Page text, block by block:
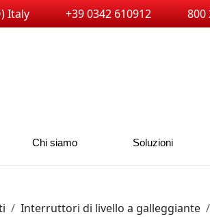
Italy +39 0342 610912 800
Chi siamo Soluzioni
Interruttori di livello a galleggiante